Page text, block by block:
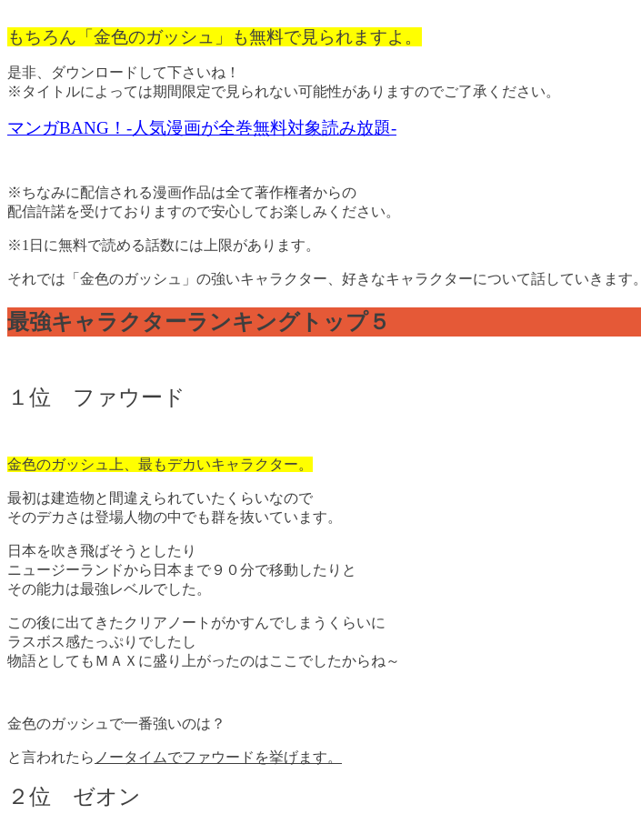
もちろん「金色のガッシュ」も無料で見られますよ。
是非、ダウンロードして下さいね！
※タイトルによっては期間限定で見られない可能性がありますのでご了承ください。
マンガBANG！-人気漫画が全巻無料対象読み放題-
※ちなみに配信される漫画作品は全て著作権者からの
配信許諾を受けておりますので安心してお楽しみください。
※1日に無料で読める話数には上限があります。
それでは「金色のガッシュ」の強いキャラクター、好きなキャラクターについて話していきます。
最強キャラクターランキングトップ５
１位 ファウード
金色のガッシュ上、最もデカいキャラクター。
最初は建造物と間違えられていたくらいなので
そのデカさは登場人物の中でも群を抜いています。
日本を吹き飛ばそうとしたり
ニュージーランドから日本まで９０分で移動したりと
その能力は最強レベルでした。
この後に出てきたクリアノートがかすんでしまうくらいに
ラスボス感たっぷりでしたし
物語としてもＭＡＸに盛り上がったのはここでしたからね～
金色のガッシュで一番強いのは？
と言われたら ノータイムでファウードを挙げます。
２位 ゼオン